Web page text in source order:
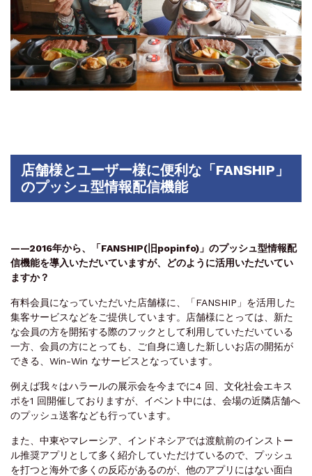
店舗様とユーザー様に便利な「FANSHIP」
のプッシュ型情報配信機能
——2016年から、「FANSHIP(旧popinfo)」のプッシュ型情報配
信機能を導入いただいていますが、どのように活用いただいてい
ますか？
有料会員になっていただいた店舗様に、「FANSHIP」を活用した
集客サービスなどをご提供しています。店舗様にとっては、新た
な会員の方を開拓する際のフックとして利用していただいている
一方、会員の方にとっても、ご自身に適した新しいお店の開拓が
できる、Win-Win なサービスとなっています。
例えば我々はハラールの展示会を今までに4 回、文化社会エキス
ポを1 回開催しておりますが、イベント中には、会場の近隣店舗へ
のプッシュ送客なども行っています。
また、中東やマレーシア、インドネシアでは渡航前のインストー
ル推奨アプリとして多く紹介していただけているので、プッシュ
を打つと海外で多くの反応があるのが、他のアプリにはない面白